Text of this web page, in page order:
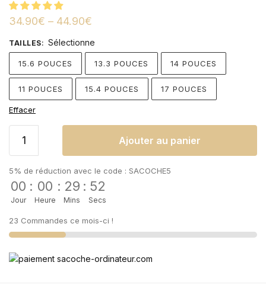
34.90€ – 44.90€
TAILLES: Sélectionne
15.6 POUCES 13.3 POUCES 14 POUCES
11 POUCES 15.4 POUCES 17 POUCES
Effacer
Ajouter au panier
5% de réduction avec le code : SACOCHE5
00
Jour
: 00
Heure
: 29
Mins
: 52
Secs
23 Commandes ce mois-ci !